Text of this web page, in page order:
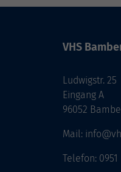
VHS
Ludwigstr. 25
Eingang A
96052
Mail:
Telefon: